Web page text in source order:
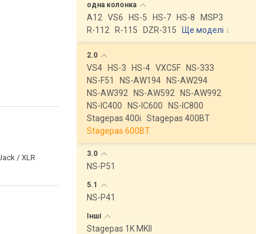
/ XLR
одна колонка
A12 VS6 HS-5 HS-7 HS-8
MSP3
R-112
R-115 DZR-315 Ще моделі ↓
2.0
VS4 HS-3 HS-4 VXC5F
NS-333
NS-F51
NS-AW194
NS-AW294
NS-AW392
NS-AW592
NS-AW992
NS-IC400
NS-IC600
NS-IC800
Stagepas 400i
Stagepas 400BT
Stagepas 600BT
3.0
NS-P51
5.1
NS-P41
Інші
Stagepas 1K MKII